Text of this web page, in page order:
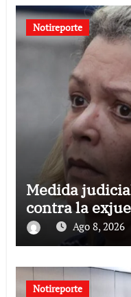
Notireporte
Medida
contra la
Ago 8, 2026
Notireporte